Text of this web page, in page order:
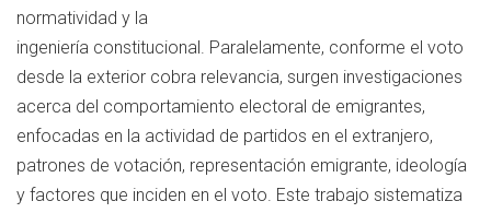
normatividad y la
ingeniería constitucional. Paralelamente, conforme el voto
desde la exterior cobra relevancia, surgen investigaciones
acerca del comportamiento electoral de emigrantes,
enfocadas en la actividad de partidos en el extranjero,
patrones de votación, representación emigrante, ideología
y factores que inciden en el voto. Este trabajo sistematiza